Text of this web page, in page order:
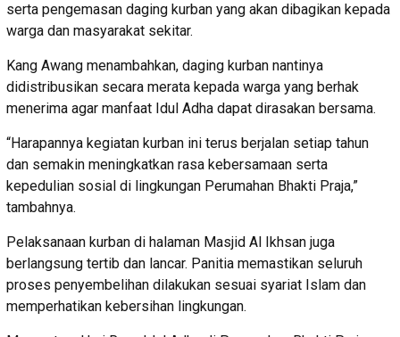
serta pengemasan daging kurban yang akan dibagikan kepada
warga dan masyarakat sekitar.
Kang Awang menambahkan, daging kurban nantinya
didistribusikan secara merata kepada warga yang berhak
menerima agar manfaat Idul Adha dapat dirasakan bersama.
“Harapannya kegiatan kurban ini terus berjalan setiap tahun
dan semakin meningkatkan rasa kebersamaan serta
kepedulian sosial di lingkungan Perumahan Bhakti Praja,”
tambahnya.
Pelaksanaan kurban di halaman Masjid Al Ikhsan juga
berlangsung tertib dan lancar. Panitia memastikan seluruh
proses penyembelihan dilakukan sesuai syariat Islam dan
memperhatikan kebersihan lingkungan.